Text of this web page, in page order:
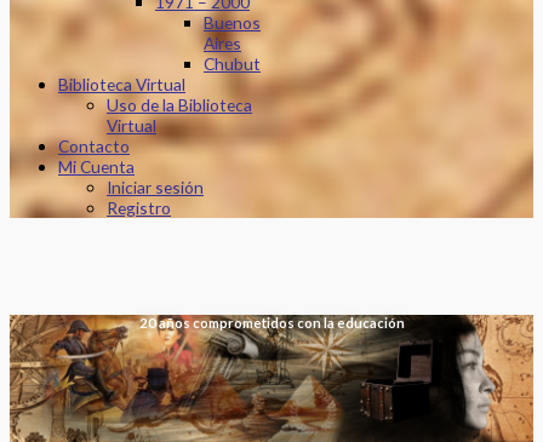
Buenos
Aires
Chubut
Biblioteca Virtual
Uso de la Biblioteca
Virtual
Contacto
Mi Cuenta
Iniciar sesión
Registro
20 años comprometidos con la educación